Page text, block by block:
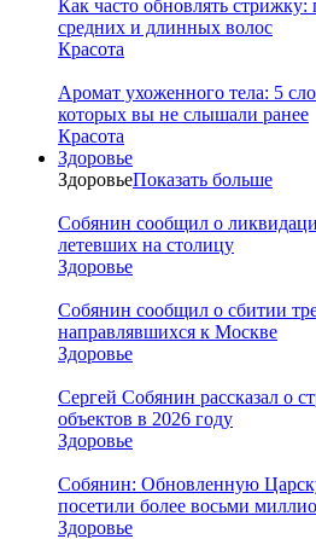
Как часто обновлять стрижку:
средних и длинных волос
Красота
Аромат ухоженного тела: 5
которых вы не слышали ранее
Красота
Здоровье
ЗдоровьеПоказать больше
Собянин сообщил о
летевших на столицу
Здоровье
Собянин сообщил о сбитии
направлявшихся к Москве
Здоровье
Сергей Собянин рассказал о
объектов в 2026 году
Здоровье
Собянин: Обновленную
посетили более восьми
Здоровье